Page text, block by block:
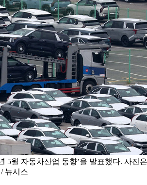
5월 자동차산업 동향’을 발표했다. 사진은
뉴시스